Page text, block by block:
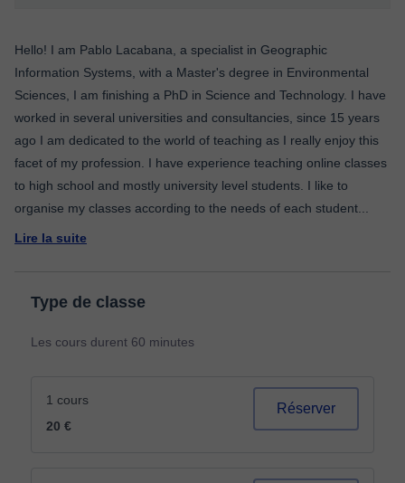
Hello! I am Pablo Lacabana, a specialist in Geographic
Information Systems, with a Master's degree in Environmental
Sciences, I am finishing a PhD in Science and Technology. I have
worked in several universities and consultancies, since 15 years
ago I am dedicated to the world of teaching as I really enjoy this
facet of my profession. I have experience teaching online classes
to high school and mostly university level students. I like to
organise my classes according to the needs of each student
Lire la suite
Type de classe
Les cours durent 60 minutes
1 cours
20 €
Réserver